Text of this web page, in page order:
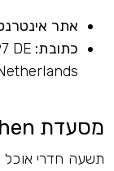
אתר
כתובת: DE
מסעדת d' Vijff Vlieghen
תשעה חדרי אוכל